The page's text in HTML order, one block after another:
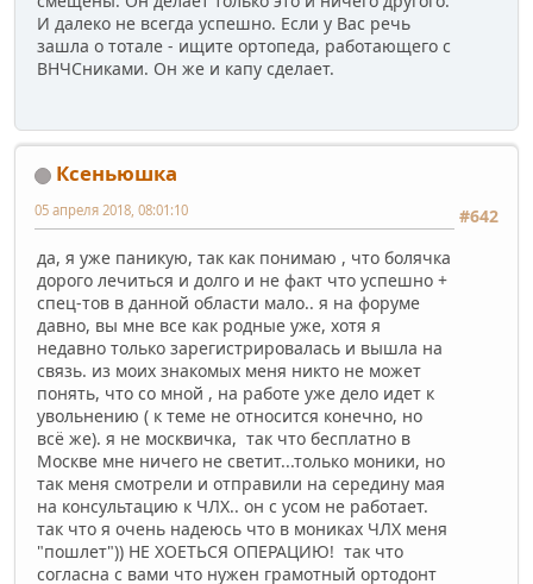
И далеко не всегда успешно. Если у Вас речь
зашла о тотале - ищите ортопеда, работающего с
ВНЧСниками. Он же и капу сделает.
Ксеньюшка
#642
05 апреля 2018, 08:01:10
да, я уже паникую, так как понимаю , что болячка
дорого лечиться и долго и не факт что успешно +
спец-тов в данной области мало.. я на форуме
давно, вы мне все как родные уже, хотя я
недавно только зарегистрировалась и вышла на
связь. из моих знакомых меня никто не может
понять, что со мной , на работе уже дело идет к
увольнению ( к теме не относится конечно, но
всё же). я не москвичка, так что бесплатно в
Москве мне ничего не светит...только моники, но
так меня смотрели и отправили на середину мая
на консультацию к ЧЛХ.. он с усом не работает.
так что я очень надеюсь что в мониках ЧЛХ меня
"пошлет")) НЕ ХОЕТЬСЯ ОПЕРАЦИЮ! так что
согласна с вами что нужен грамотный ортодонт